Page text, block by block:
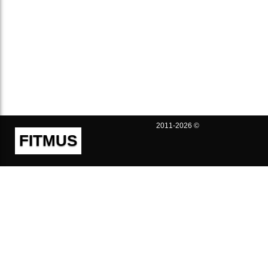
FITMUS
2011-2026 ©